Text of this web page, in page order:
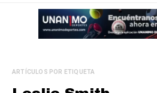
ARTÍCULOS POR ETIQUETA